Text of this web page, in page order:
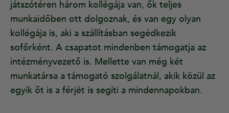
játszótéren három kollégája van, ők teljes
munkaidőben ott dolgoznak, és van egy olyan
kollégája is, aki a szállításban segédkezik
sofőrként. A csapatot mindenben támogatja az
intézményvezető is. Mellette van még két
munkatársa a támogató szolgálatnál, akik közül az
egyik őt is a férjét is segíti a mindennapokban.